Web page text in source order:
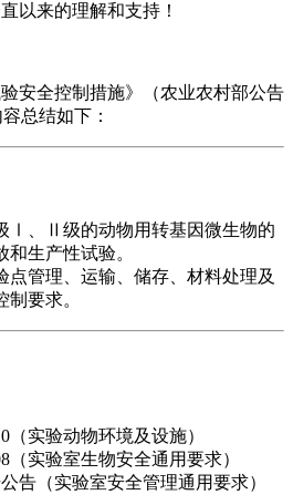
以来的理解和支持！
安全控制措施》（农业农村部公告
总结如下：
Ⅰ、Ⅱ级的动物用转基因微生物的
生产性试验。
点管理、运输、储存、材料处理及
要求。
（实验动物环境及设施）
（实验室生物安全通用要求）
告（实验室安全管理通用要求）